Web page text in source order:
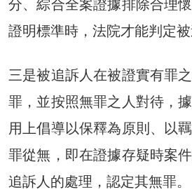
分、綜合全案證據排除合理
證明標準時，法院才能判定被
三是被追訴人在被證實有罪
罪，並按照無罪之人對待，
用上倡導以保釋為原則、以
罪從無，即在證據存疑時案
追訴人的處理，認定其無罪。